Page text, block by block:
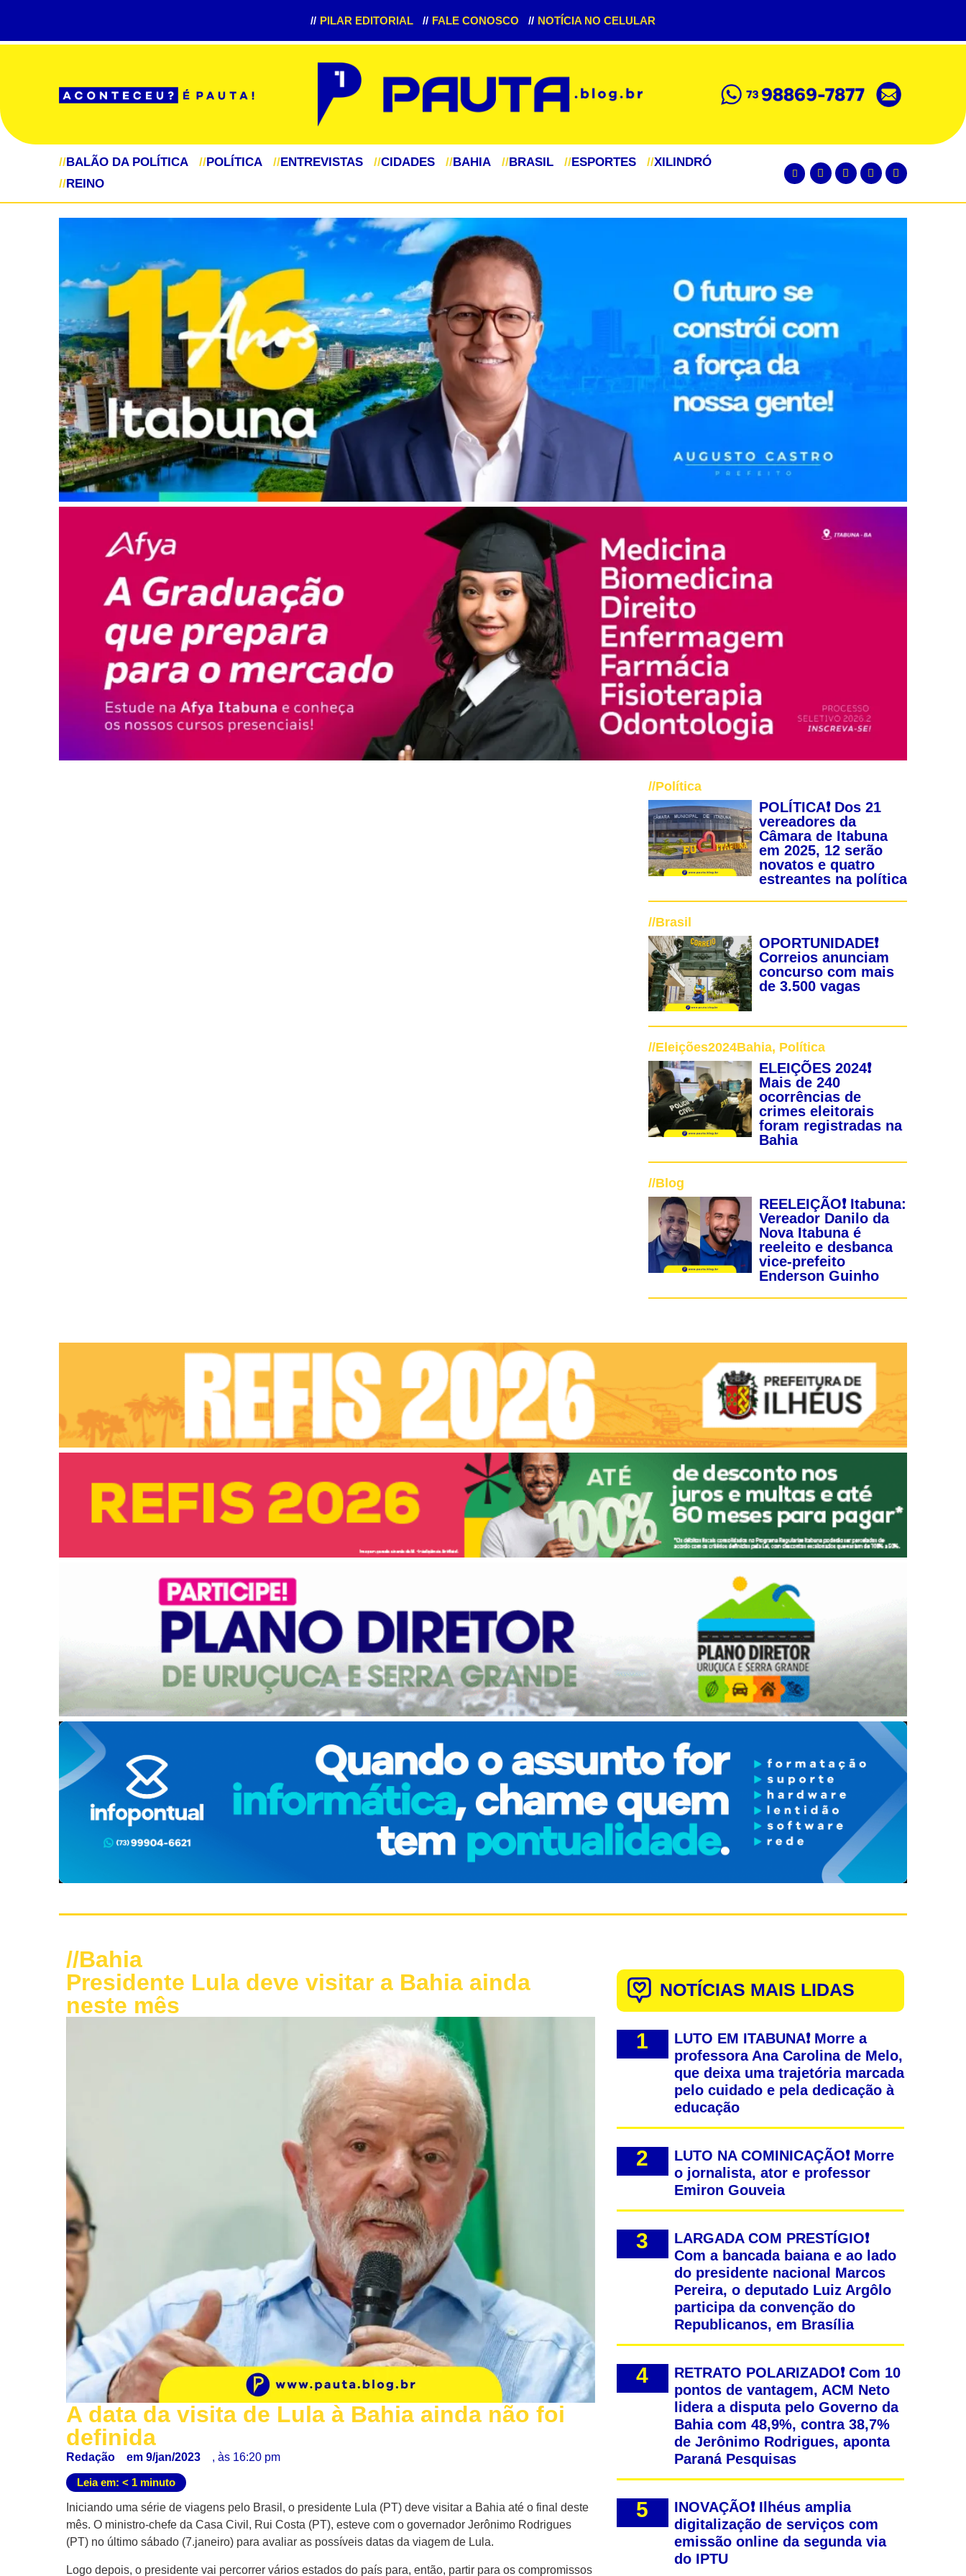
// PILAR EDITORIAL // FALE CONOSCO // NOTÍCIA NO CELULAR
//BALÃO DA POLÍTICA //POLÍTICA //ENTREVISTAS //CIDADES //BAHIA //BRASIL //ESPORTES //XILINDRÓ
//REINO
//Política
POLÍTICA❗ Dos 21
vereadores da
Câmara de Itabuna
em 2025, 12 serão
novatos e quatro
estreantes na política
//Brasil
OPORTUNIDADE❗
Correios anunciam
concurso com mais
de 3.500 vagas
//Eleições2024Bahia, Política
ELEIÇÕES 2024❗
Mais de 240
ocorrências de
crimes eleitorais
foram registradas na
Bahia
//Blog
REELEIÇÃO❗ Itabuna:
Vereador Danilo da
Nova Itabuna é
reeleito e desbanca
vice-prefeito
Enderson Guinho
//Bahia
Presidente Lula deve visitar a Bahia ainda
neste mês
A data da visita de Lula à Bahia ainda não foi
definida
Redação em 9/jan/2023 , às 16:20 pm
Leia em: < 1 minuto
Iniciando uma série de viagens pelo Brasil, o presidente Lula (PT) deve visitar a Bahia até o final deste
mês. O ministro-chefe da Casa Civil, Rui Costa (PT), esteve com o governador Jerônimo Rodrigues
(PT) no último sábado (7.janeiro) para avaliar as possíveis datas da viagem de Lula.
Logo depois, o presidente vai percorrer vários estados do país para, então, partir para os compromissos
NOTÍCIAS MAIS LIDAS
LUTO EM ITABUNA❗ Morre a
professora Ana Carolina de Melo,
que deixa uma trajetória marcada
pelo cuidado e pela dedicação à
educação
LUTO NA COMINICAÇÃO❗ Morre
o jornalista, ator e professor
Emiron Gouveia
LARGADA COM PRESTÍGIO❗
Com a bancada baiana e ao lado
do presidente nacional Marcos
Pereira, o deputado Luiz Argôlo
participa da convenção do
Republicanos, em Brasília
RETRATO POLARIZADO❗ Com 10
pontos de vantagem, ACM Neto
lidera a disputa pelo Governo da
Bahia com 48,9%, contra 38,7%
de Jerônimo Rodrigues, aponta
Paraná Pesquisas
INOVAÇÃO❗ Ilhéus amplia
digitalização de serviços com
emissão online da segunda via
do IPTU